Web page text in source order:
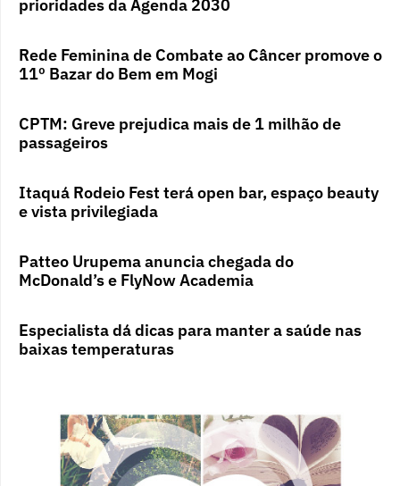
prioridades da Agenda 2030
Rede Feminina de Combate ao Câncer promove o
11º Bazar do Bem em Mogi
CPTM: Greve prejudica mais de 1 milhão de
passageiros
Itaquá Rodeio Fest terá open bar, espaço beauty
e vista privilegiada
Patteo Urupema anuncia chegada do
McDonald’s e FlyNow Academia
Especialista dá dicas para manter a saúde nas
baixas temperaturas